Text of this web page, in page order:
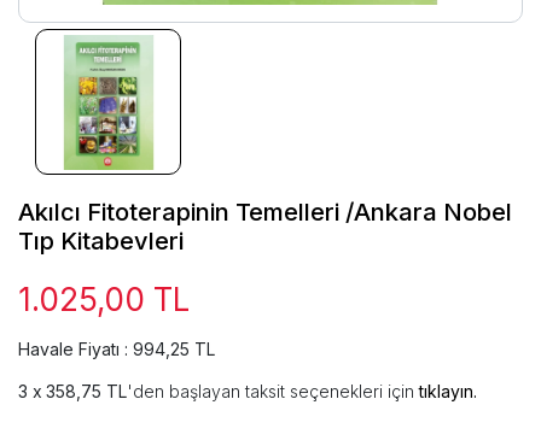
Akılcı Fitoterapinin Temelleri /Ankara Nobel
Tıp Kitabevleri
1.025,00 TL
Havale Fiyatı : 994,25 TL
358,75 TL'den başlayan taksit seçenekleri içintıklayın.